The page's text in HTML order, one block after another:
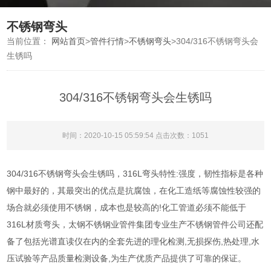
不锈钢弯头
当前位置： 网站首页>管件行情>不锈钢弯头>304/316不锈钢弯头会
生锈吗
304/316不锈钢弯头会生锈吗
时间：2020-10-15 05:59:54 点击次数：1051
304/316不锈钢弯头会生锈吗，316L弯头特性:强度，韧性指标是各种
钢中最好的，其最突出的优点是抗腐蚀，在化工造纸等腐蚀性较强的
场合就必须使用不锈钢，成本也是较高的!化工管道必须不能低于
316L材质弯头，太钢不锈钢业管件集团专业生产不锈钢管件公司还配
备了包括光谱直读仪在内的全套先进的理化检测,无损探伤,热处理,水
压试验等产品质量检测设备,为生产优质产品提供了可靠的保证。